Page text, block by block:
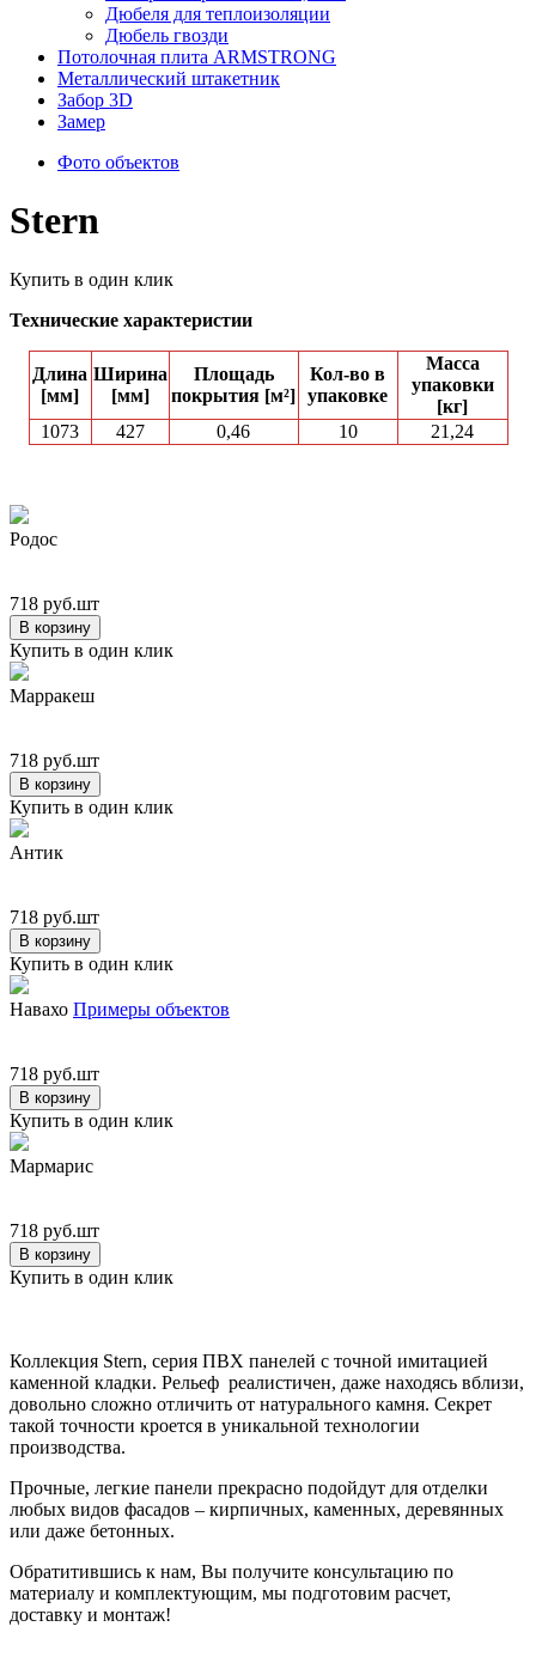
Дюбеля для теплоизоляции
Дюбель гвозди
Потолочная плита ARMSTRONG
Металлический штакетник
Забор 3D
Замер
Фото объектов
Stern
Купить в один клик
Технические характеристии
Длина
[мм]
Ширина
[мм]
Площадь
покрытия [м²]
Кол-вo в
упаковке
Масса
упаковки
[кг]
1073
427 0,46 10 21,24
Родос
718 руб.шт
В корзину
Купить в один клик
Марракеш
718 руб.шт
В корзину
Купить в один клик
Антик
718 руб.шт
В корзину
Купить в один клик
Навахо Примеры объектов
718 руб.шт
В корзину
Купить в один клик
Мармарис
718 руб.шт
В корзину
Купить в один клик
Коллекция Stern, серия ПВХ панелей с точной имитацией
каменной кладки. Рельеф реалистичен, даже находясь вблизи,
довольно сложно отличить от натурального камня. Секрет
такой точности кроется в уникальной технологии
производства.
Прочные, легкие панели прекрасно подойдут для отделки
любых видов фасадов – кирпичных, каменных, деревянных
или даже бетонных.
Обратитившись к нам, Вы получите консультацию по
материалу и комплектующим, мы подготовим расчет,
доставку и монтаж!